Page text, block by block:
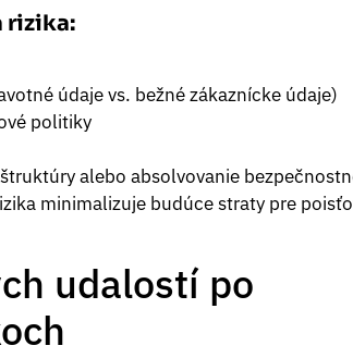
rizika:
údaje vs. bežné zákaznícke údaje)
politiky
alebo absolvovanie
minimalizuje budúce straty pre
udalostí po